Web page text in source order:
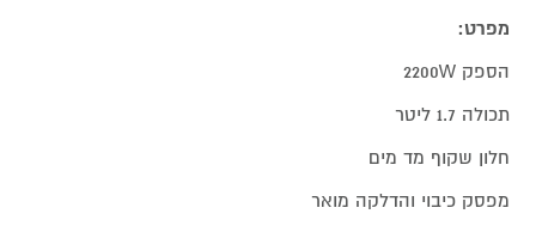
מפרט:
הספק 2200W
תכולה 1.7 ליטר
חלון שקוף מד מים
מפסק כיבוי והדלקה מואר